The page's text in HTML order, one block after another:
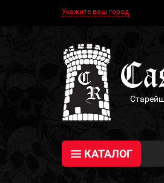
Укажите ваш город
КАТАЛОГ